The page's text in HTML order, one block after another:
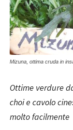
Mizuna, ottima cruda in
Ottime verdure
choi e cavolo
molto facilmente